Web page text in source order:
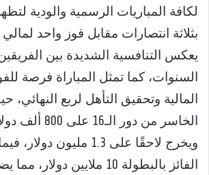
لكافة المباريات الرسمية والودية
بثلاثة انتصارات مقابل فوز واحد لمالي
يعكس التنافسية الشديدة بين
السنوات، كما تمثل المباراة فرصة
المالية وتحقيق التأهل لربع
الخاسر من دور
ويخرج لاحقًا على 1.3 مليون
الفائز بالبطولة 10 ملايين